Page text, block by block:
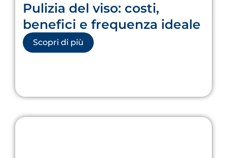
Pulizia del viso: costi,
benefici e frequenza ideale
Scopri di più